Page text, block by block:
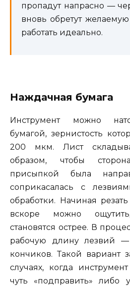
пропадут напрасно —
вновь обретут желаемую
работать идеально.
Наждачная бумага
Инструмент можно
бумагой, зернистость
200 мкм. Лист
образом, чтобы
присыпкой была
соприкасалась с
обработки. Начиная
вскоре можно
становятся острее. В
рабочую длину лезвий
кончиков. Такой вариант
случаях, когда
чуть «подправить» либо